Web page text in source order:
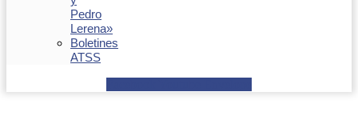
Pedro
Lerena»
Boletines
ATSS